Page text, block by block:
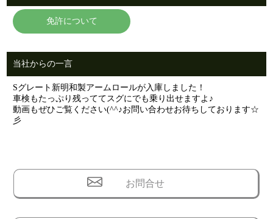
免許について
当社からの一言
Sグレート新明和製アームロールが入庫しました！
車検もたっぷり残っててスグにでも乗り出せますよ♪
動画もぜひご覧ください(^^♪お問い合わせお待ちしております☆
彡
お問合せ